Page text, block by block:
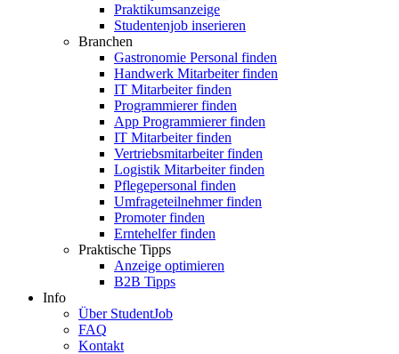
Praktikumsanzeige
Studentenjob inserieren
Branchen
Gastronomie Personal finden
Handwerk Mitarbeiter finden
IT Mitarbeiter finden
Programmierer finden
App Programmierer finden
IT Mitarbeiter finden
Vertriebsmitarbeiter finden
Logistik Mitarbeiter finden
Pflegepersonal finden
Umfrageteilnehmer finden
Promoter finden
Erntehelfer finden
Praktische Tipps
Anzeige optimieren
B2B Tipps
Info
Über StudentJob
FAQ
Kontakt